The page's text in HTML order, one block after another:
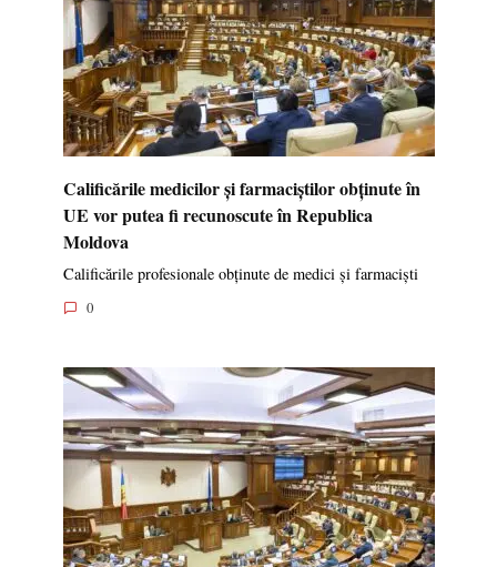
Calificările medicilor și farmaciștilor obținute în
UE vor putea fi recunoscute în Republica
Moldova
Calificările profesionale obținute de medici și farmaciști
0